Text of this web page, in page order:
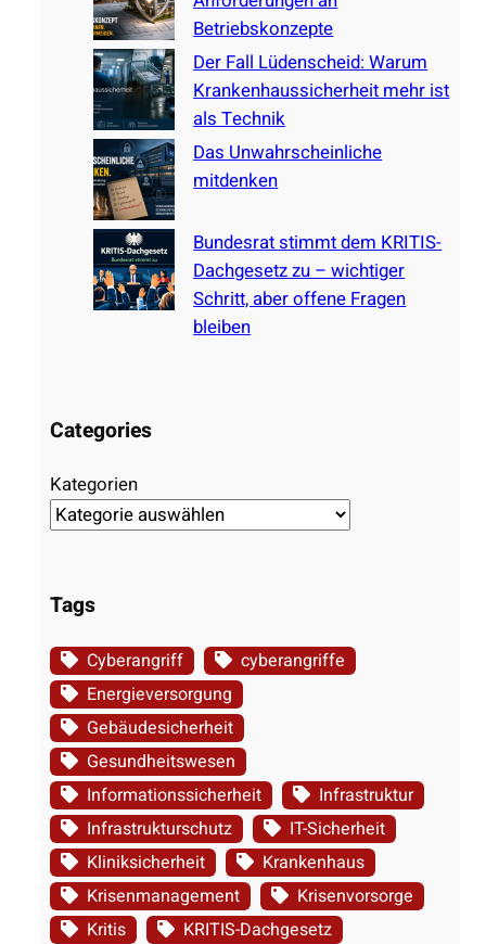
Betriebskonzepte
Der Fall Lüdenscheid: Warum
Krankenhaussicherheit mehr ist
als Technik
Das Unwahrscheinliche
mitdenken
Bundesrat stimmt dem KRITIS-
Dachgesetz zu – wichtiger
Schritt, aber offene Fragen
bleiben
Categories
Kategorien
Tags
Cyberangriff
cyberangriffe
Energieversorgung
Gebäudesicherheit
Gesundheitswesen
Informationssicherheit
Infrastruktur
Infrastrukturschutz
IT-Sicherheit
Kliniksicherheit
Krankenhaus
Krisenmanagement
Krisenvorsorge
Kritis
KRITIS-Dachgesetz